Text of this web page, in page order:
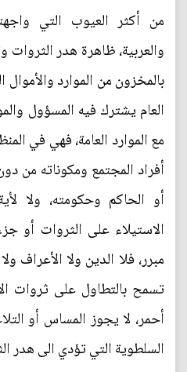
من أكثر العيوب التي
والعربية، ظاهرة هدر الثروات
بالمخزون من الموارد
العام يشترك فيه المسؤول
مع الموارد العامة، فهي في
أفراد المجتمع ومكوناته من
أو الحاكم وحكومته، ولا
الاستيلاء على الثروات أو
مبرر، فلا الدين ولا الأعراف
تسمح بالتطاول على ثروات
أحمر، لا يجوز المساس أو
السلطوية التي تؤدي الى هدر